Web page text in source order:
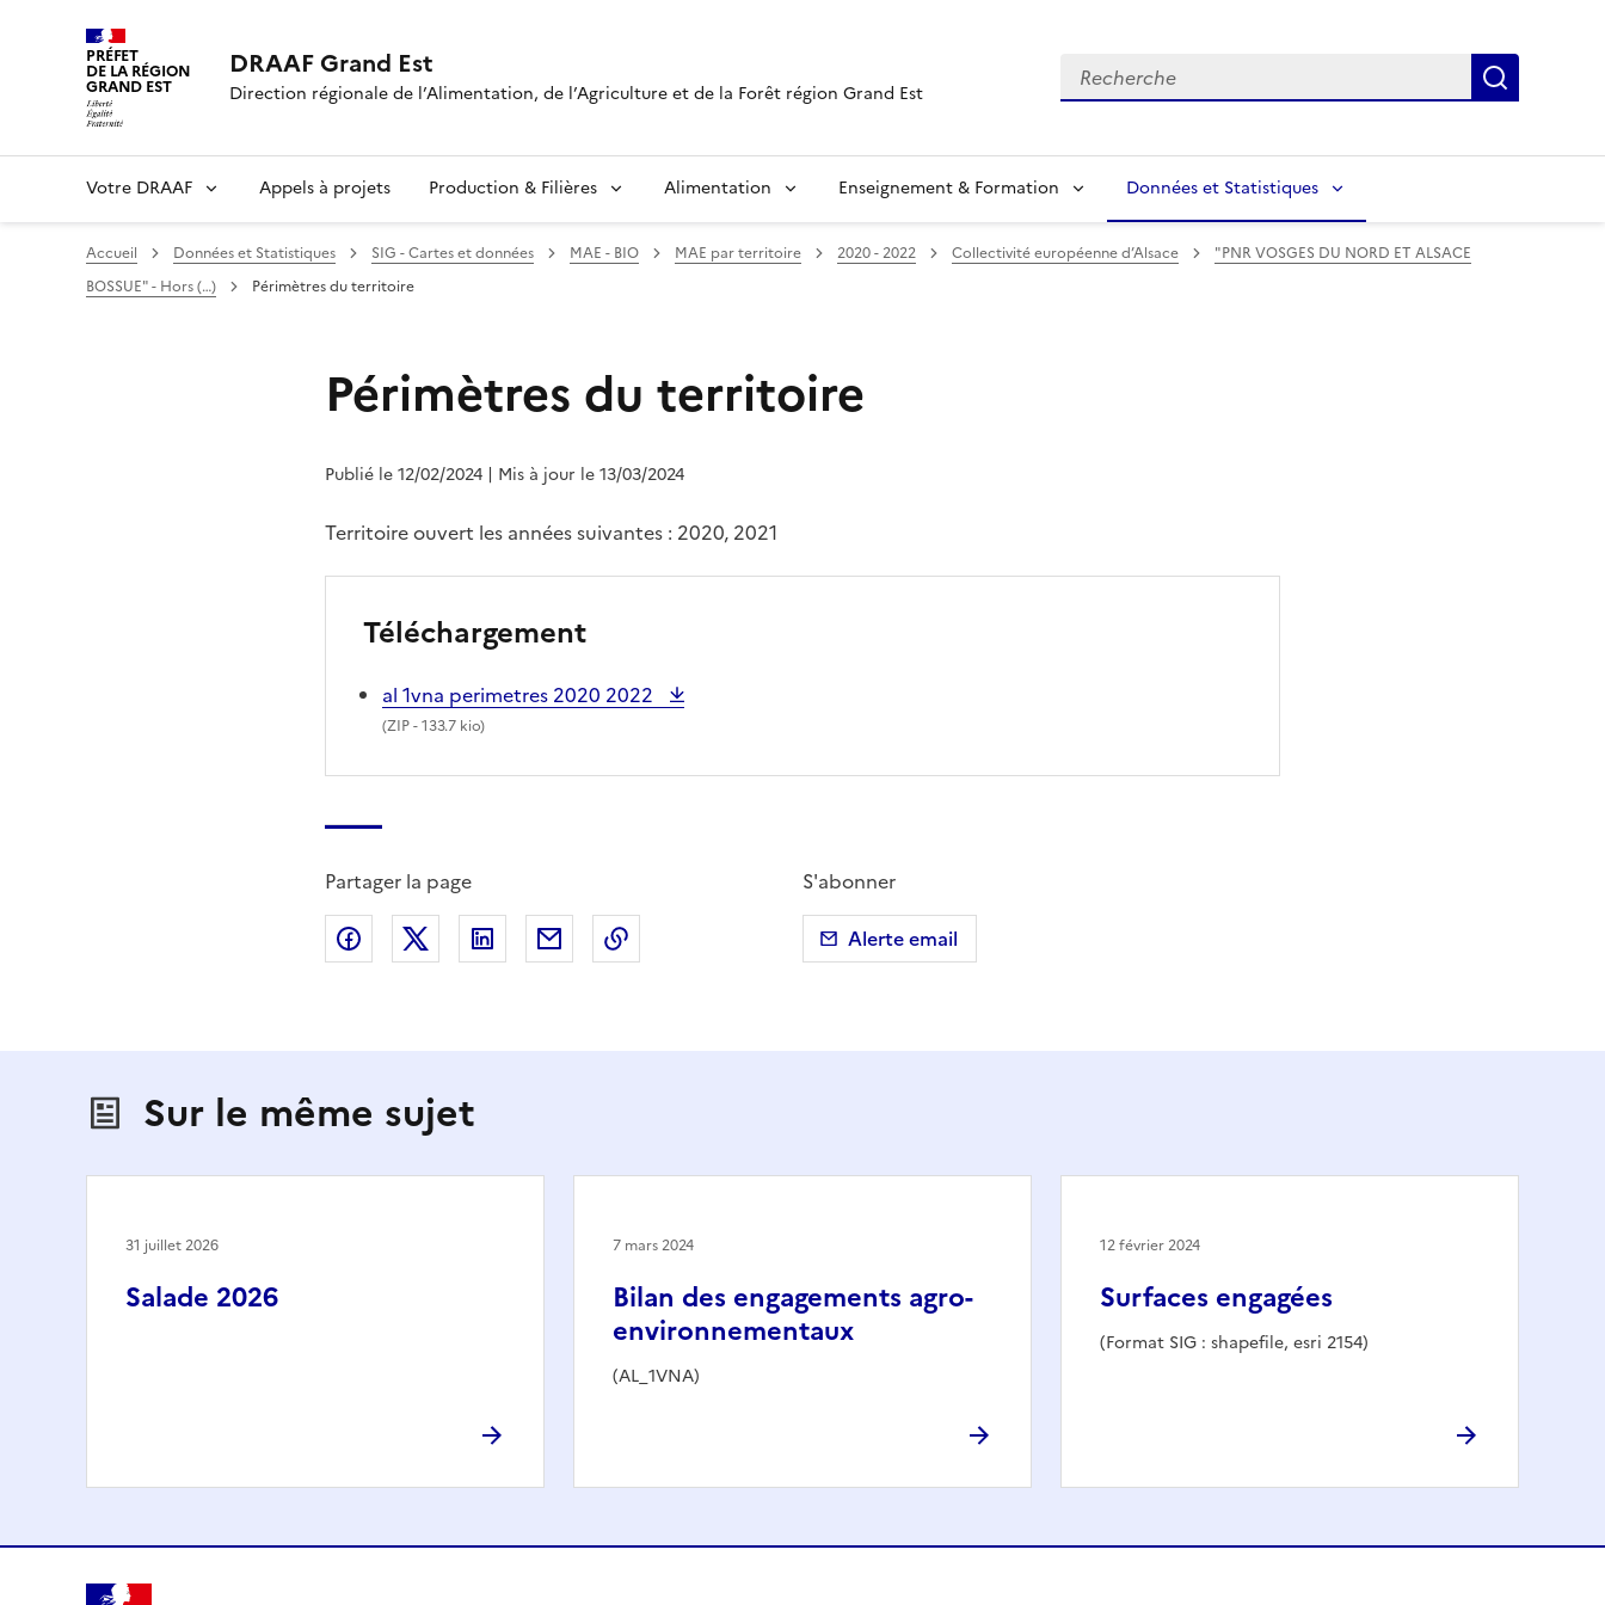
PRÉFET
DE LA RÉGION
GRAND EST
DRAAF Grand Est
Direction régionale de l’Alimentation, de l’Agriculture et de la Forêt région Grand Est
Recherche
Votre DRAAF Appels à projets Production & Filières Alimentation Enseignement & Formation Données et Statistiques
Accueil Données et Statistiques SIG - Cartes et données MAE - BIO MAE par territoire 2020 - 2022 Collectivité européenne d’Alsace
"PNR VOSGES DU NORD ET ALSACE
BOSSUE" - Hors (…)
Périmètres du territoire
Périmètres du territoire
Publié le 12/02/2024 | Mis à jour le 13/03/2024
Territoire ouvert les années suivantes : 2020, 2021
Téléchargement
al 1vna perimetres 2020 2022
(ZIP- 133.7 kio)
Partager la page
Partager sur Facebook
Partager sur X (anciennement Twitter)
Partager sur LinkedIn
Partager par emailCopier dans le presse-papier
S'abonner
Alerte email
Sur le même sujet
Salade 2026
31 juillet 2026
Bilan des engagements agro-
environnementaux
(AL_1VNA)
7 mars 2024
Surfaces engagées
(Format SIG : shapefile, esri 2154)
12 février 2024